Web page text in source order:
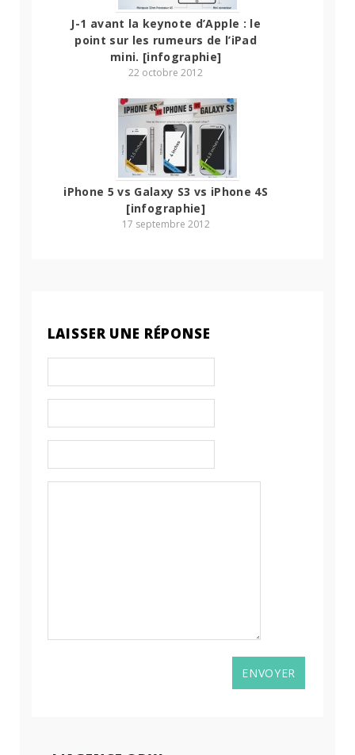
J-1 avant la keynote d’Apple : le
point sur les rumeurs de l’iPad
mini. [infographie]
22 octobre 2012
iPhone 5 vs Galaxy S3 vs iPhone 4S
[infographie]
17 septembre 2012
LAISSER UNE RÉPONSE